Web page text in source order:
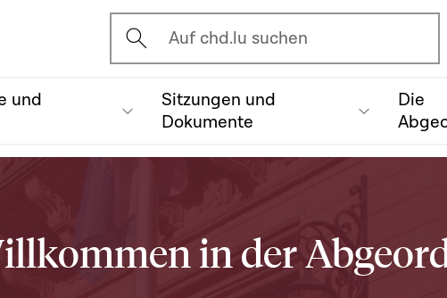
Ouvrir l'écran de recherche
Auf chd.lu suchen
und
Sitzungen und
Dokumente
Die
in der